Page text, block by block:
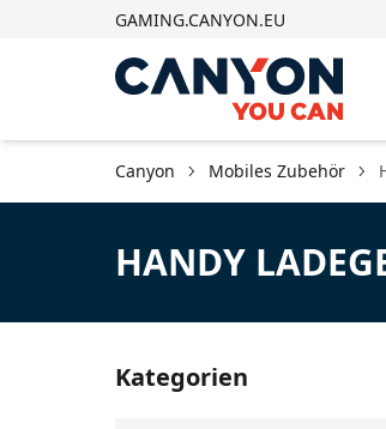
GAMING.CANYON.EU
Canyon Mobiles Zubehör
HANDY
Kategorien